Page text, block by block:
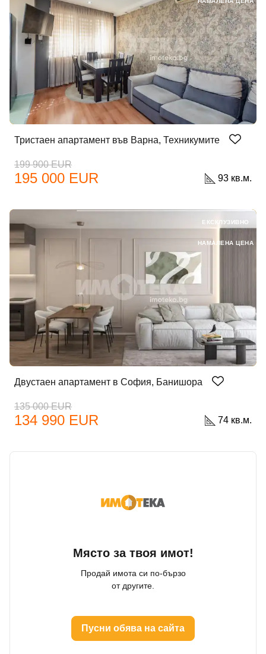
Тристаен апартамент във Варна, Техникумите
199 900 EUR
195 000 EUR 93 кв.м.
Двустаен апартамент в София, Банишора
135 000 EUR
134 990 EUR 74 кв.м.
ЕКСКЛУЗИВНО
НАМАЛЕНА ЦЕНА
Място за твоя имот!
Продай имота си по-бързо
от другите.
Пусни обява на сайта